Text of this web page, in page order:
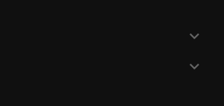

